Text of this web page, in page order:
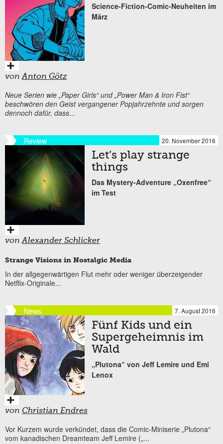
Science-Fiction-Comic-Neuheiten im
März
vonAnton Götz
Neue Serien wie „Paper Girls“ und „Power Man & Iron Fist“
beschwören den Geist vergangener Popjahrzehnte und sorgen
dennoch dafür, dass...
Review 20. November 2016
Let’s play strange
things
Das Mystery-Adventure „Oxenfree“
im Test
vonAlexander Schlicker
Strange Visions in Nostalgic Media
In der allgegenwärtigen Flut mehr oder weniger überzeigender
Netflix-Originale...
News 7. August 2016
Fünf Kids und ein
Supergeheimnis im
Wald
„Plutona“ von Jeff Lemire und Emi
Lenox
von Christian Endres
Vor Kurzem wurde verkündet, dass die Comic-Miniserie „Plutona“
vom kanadischen Dreamteam Jeff Lemire („...